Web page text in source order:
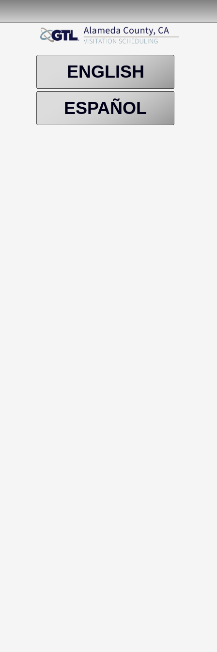
ENGLISH
ESPAÑOL